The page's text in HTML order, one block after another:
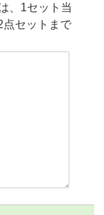
、1セット当
点セットまで